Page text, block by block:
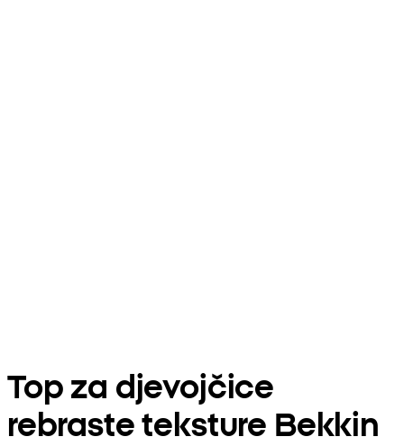
Top za djevojčice
rebraste teksture Bekkin